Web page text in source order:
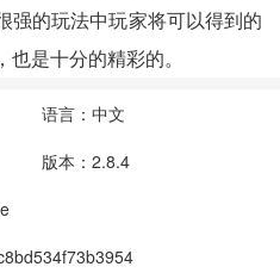
强的玩法中玩家将可以得到的
是十分的精彩的。
语言：中文
版本：2.8.4